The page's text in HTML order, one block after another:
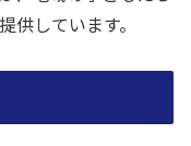
しています。